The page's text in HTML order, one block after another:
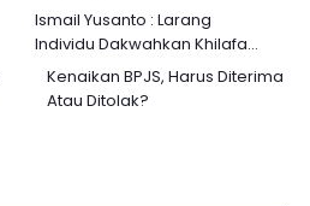
Ismail Yusanto : Larang
Individu Dakwahkan Khilafa...
Kenaikan BPJS, Harus Diterima
Atau Ditolak?